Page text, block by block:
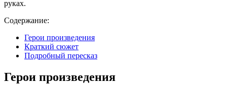
руках.
Содержание:
Герои произведения
Краткий сюжет
Подробный пересказ
Герои произведения